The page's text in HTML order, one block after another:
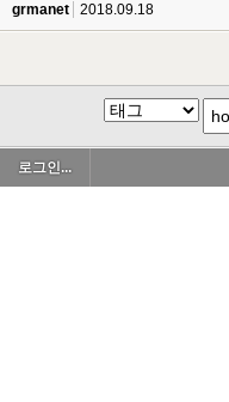
grmanet 2018.09.18
로그인...